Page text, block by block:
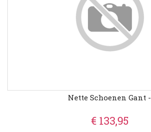
Nette Schoenen Gant -
€ 133,95